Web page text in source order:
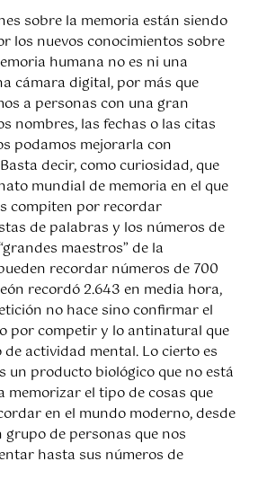
sobre la memoria están siendo
los nuevos conocimientos sobre
humana no es ni una
cámara digital, por más que
a personas con una gran
nombres, las fechas o las citas
podamos mejorarla con
decir, como curiosidad, que
mundial de memoria en el que
compiten por recordar
de palabras y los números de
maestros” de la
recordar números de 700
recordó 2.643 en media hora,
no hace sino confirmar el
por competir y lo antinatural que
actividad mental. Lo cierto es
un producto biológico que no está
el tipo de cosas que
en el mundo moderno, desde
de personas que nos
hasta sus números de